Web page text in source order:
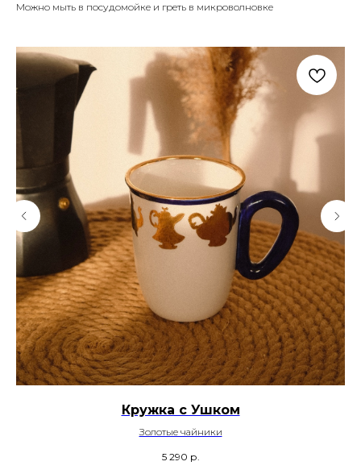
Можно мыть в посудомойке и греть в микроволновке
Кружка с Ушком
Золотые чайники
5 290 р.